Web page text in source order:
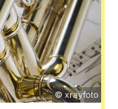
© xrayfoto